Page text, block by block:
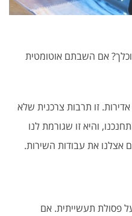
אם השבתם אוטומטית
זו תרבות צרכנית שלא
והיא זו שגורמת לנו
אצלנו את עבודות השירות.
פסולת תעשייתית. אם